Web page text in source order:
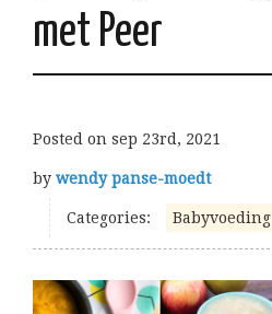
met Peer
Posted on sep 23rd, 2021
by wendy panse-moedt
Categories: Babyvoeding